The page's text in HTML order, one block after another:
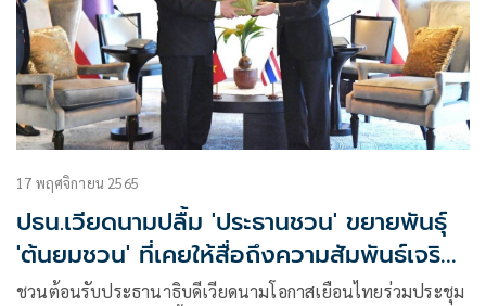
17 พฤศจิกายน 2565
ปธน.เวียดนามปลื้ม 'ประธานชวน' ขยายพันธุ์
'ต้นยมชวน' ที่เคยให้สื่อถึงความสัมพันธ์เจริญ
งอกงาม
ชวนต้อนรับประธานาธิบดีเวียดนามโอกาสเยือนไทยร่วมประชุม